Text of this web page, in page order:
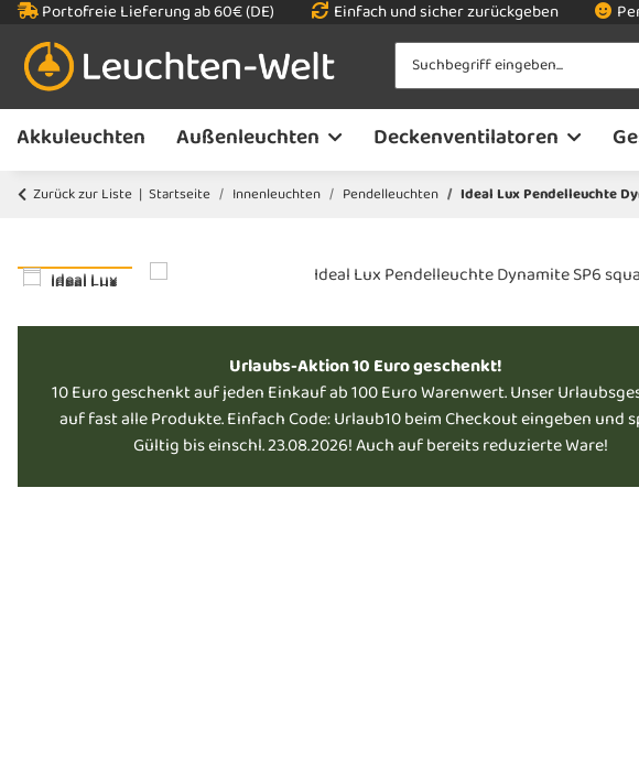
Portofreie Lieferung ab 60€ (DE) Einfach und sicher zurückgeben
Akkuleuchten Außenleuchten Deckenventilatoren
Zurück zur Liste Startseite Innenleuchten Pendelleuchten Ideal Lux Pendelleuchte
Urlaubs-Aktion 10 Euro geschenkt!
10 Euro geschenkt auf jeden Einkauf ab 100 Euro Warenwert. Unser
auf fast alle Produkte. Einfach Code: Urlaub10 beim Checkout eingeben und
Gültig bis einschl. 23.08.2026! Auch auf bereits reduzierte Ware!